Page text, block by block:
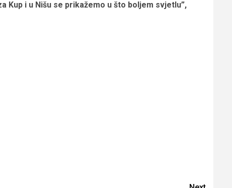
Kup i u Nišu se prikažemo u što boljem svjetlu”,